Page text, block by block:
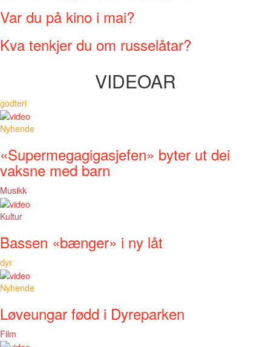
Var du på kino i mai?
Kva tenkjer du om russelåtar?
VIDEOAR
godteri
Nyhende
«Supermegagigasjefen» byter ut dei
vaksne med barn
Musikk
Kultur
Bassen «bænger» i ny låt
dyr
Nyhende
Løveungar fødd i Dyreparken
Film